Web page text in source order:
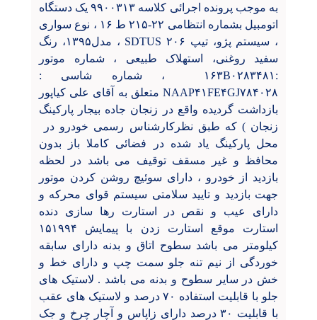
به موجب پرونده اجرائی کلاسه ۹۹۰۰۳۱۳ یک دستگاه
اتومبیل بشماره انتظامی ۲۲-۲۱۵ ط ۱۶ ، نوع سواری
، سیستم پژو، تیپ ۲۰۶
SDTUS
، مدل۱۳۹۵، رنگ
سفید روغنی، استهلاک طبیعی ، شماره موتور
: ۱۶۳B۰۲۸۳۴۸۱
، شماره شاسی :
NAAP۴۱FE۴GJ۷۸۴۰۲۸ متعلق به آقای علی کیاپور
بازداشت گردیده واقع در زنجان جاده بیجار پارکینگ
زنجان ) که طبق نظرکارشناس رسمی خودرو در
محل پارکینگ یاد شده در فضائی کاملا باز بدون
محافظ و غیر مسقف توقیف می باشد در لحظه
بازدید از خودرو ، دارای سوئیچ روشن کردن موتور
جهت بازدید و تایید سلامتی سیستم قوای محرکه و
دارای عیب و نقص در استارت رها سازی دنده
استارت موقع استارت زدن با پیمایش ۱۵۱۹۹۴
کیلومتر می باشد سطوح اتاق و بدنه دارای سابقه
خوردگی از نیم تنه جلو سمت چپ و دارای خط و
خش در سایر سطوح و بدنه می باشد . لاستیک های
جلو با قابلیت استفاده ۷۰ درصد و لاستیک های عقب
با قابلیت ۳۰ درصد دارای زاپاس و آچار چرخ و جک